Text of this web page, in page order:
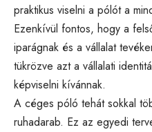
praktikus viselni a pólót a
Ezenkívül fontos, hogy a
iparágnak és a vállalat
tükrözve azt a vállalati
képviselni kívánnak.
A céges póló tehát sokkal
ruhadarab. Ez az egyedi